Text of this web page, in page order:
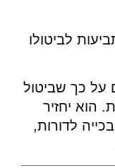
בג"צ בתביעות לביטולו
על כך שביטול
הוא יחזיר
לדורות,